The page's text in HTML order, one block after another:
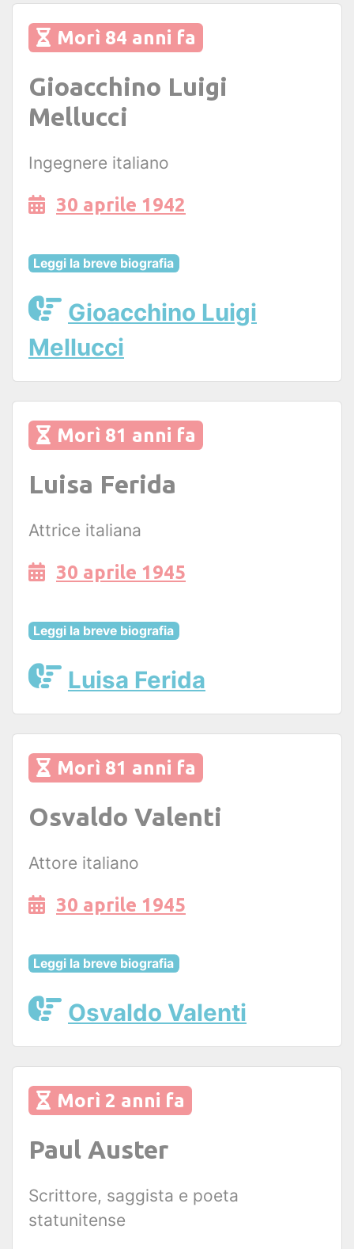
Morì 84 anni fa
Gioacchino Luigi
Mellucci
Ingegnere italiano
30 aprile 1942
Leggi la breve biografia
Gioacchino Luigi
Mellucci
Morì 81 anni fa
Luisa Ferida
Attrice italiana
30 aprile 1945
Leggi la breve biografia
Luisa Ferida
Morì 81 anni fa
Osvaldo Valenti
Attore italiano
30 aprile 1945
Leggi la breve biografia
Osvaldo Valenti
Morì 2 anni fa
Paul Auster
Scrittore, saggista e poeta
statunitense